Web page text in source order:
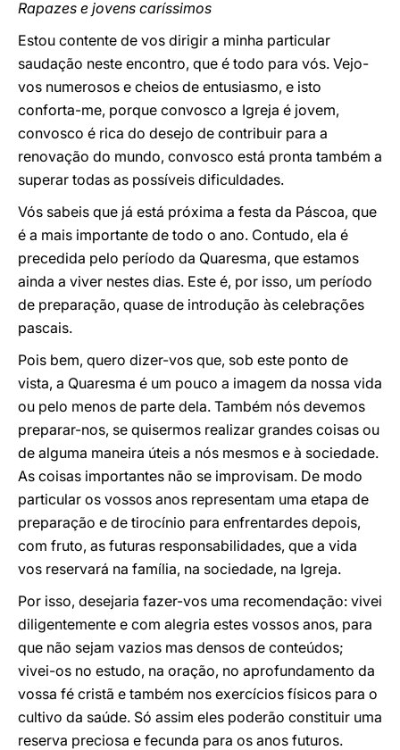
Rapazes e jovens caríssimos
Estou contente de vos dirigir a minha particular
saudação neste encontro, que é todo para vós. Vejo-
vos numerosos e cheios de entusiasmo, e isto
conforta-me, porque convosco a Igreja é jovem,
convosco é rica do desejo de contribuir para a
renovação do mundo, convosco está pronta também a
superar todas as possíveis dificuldades.
Vós sabeis que já está próxima a festa da Páscoa, que
é a mais importante de todo o ano. Contudo, ela é
precedida pelo período da Quaresma, que estamos
ainda a viver nestes dias. Este é, por isso, um período
de preparação, quase de introdução às celebrações
pascais.
Pois bem, quero dizer-vos que, sob este ponto de
vista, a Quaresma é um pouco a imagem da nossa vida
ou pelo menos de parte dela. Também nós devemos
preparar-nos, se quisermos realizar grandes coisas ou
de alguma maneira úteis a nós mesmos e à sociedade.
As coisas importantes não se improvisam. De modo
particular os vossos anos representam uma etapa de
preparação e de tirocínio para enfrentardes depois,
com fruto, as futuras responsabilidades, que a vida
vos reservará na família, na sociedade, na Igreja.
Por isso, desejaria fazer-vos uma recomendação: vivei
diligentemente e com alegria estes vossos anos, para
que não sejam vazios mas densos de conteúdos;
vivei-os no estudo, na oração, no aprofundamento da
vossa fé cristã e também nos exercícios físicos para o
cultivo da saúde. Só assim eles poderão constituir uma
reserva preciosa e fecunda para os anos futuros.